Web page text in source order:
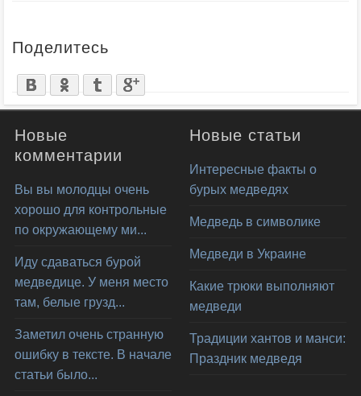
Поделитесь
Новые
комментарии
Вы вы молодцы очень
хорошо для контрольные
по окружающему ми...
Иду сдаваться бурой
медведице. У меня место
там, белые грузд...
Заметил очень странную
ошибку в тексте. В начале
статьи было...
Новые статьи
Интересные факты о
бурых медведях
Медведь в символике
Медведи в Украине
Какие трюки выполняют
медведи
Традиции хантов и манси:
Праздник медведя